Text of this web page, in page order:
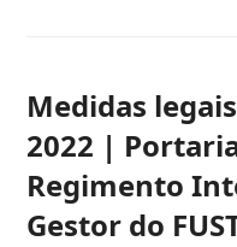
Medidas
2022 |
Regimento
Gestor do